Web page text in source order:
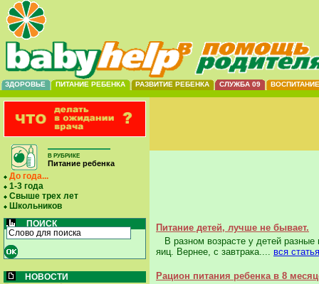
ЗДОРОВЬЕ ПИТАНИЕ РЕБЕНКА РАЗВИТИЕ РЕБЕНКА СЛУЖБА 09 ВОСПИТАНИЕ
В РУБРИКЕ
Питание ребенка
До года...
1-3 года
Свыше трех лет
Школьников
ПОИСК
НОВОСТИ
Питание детей, лучше не бывает.
В разном возрасте у детей разные
яиц. Вернее, с завтрака.... вся статья
Рацион питания ребенка в 8